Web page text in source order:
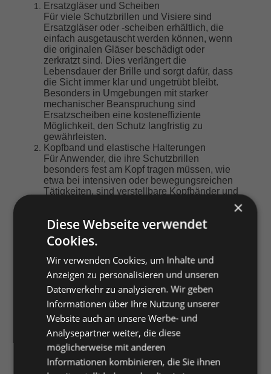
Ersatzgläser und Scheiben
Für viele Schutzbrillen und Visiere sind
Ersatzgläser oder -scheiben erhältlich, die
einfach ausgetauscht werden können, wenn
die originalen Gläser beschädigt oder
zerkratzt sind. Dies verlängert die
Lebensdauer der Brille und sorgt dafür, dass
die Sicht immer klar und ungetrübt bleibt.
Besonders in Umgebungen mit starker
mechanischer Beanspruchung sind
Ersatzscheiben eine kosteneffiziente
Möglichkeit, den Schutz langfristig zu
gewährleisten.
Kopfband und elastische Halterungen
Für Anwender, die ihre Schutzbrillen
besonders fest am Kopf tragen müssen, wie
etwa bei intensiven oder bewegungsreichen
Tätigkeiten, sind verstellbare Kopfbänder und
sicheren Sitz der Brille und verhindern, dass
sie während der Arbeit verrutscht oder
verloren geht. Elastische Bänder können
auch den Druck der Bügel reduzieren und
den Tragekomfort erhöhen.
Anti-Beschlag- und Reinigungstücher
Um sicherzustellen, dass die Sicht auch bei
schwierigen Bedingungen klar bleibt, gibt es
spezielle Anti-Beschlag-Tücher und
Reinigungslösungen. Diese verhindern, dass
die Brillengläser bei Temperaturwechseln
oder in feuchten Umgebungen beschlagen.
Regelmäßiges Reinigen mit speziellen
Reinigungstüchern oder -sprays trägt nicht
×
Diese Webseite verwendet
Cookies.
Wir verwenden Cookies, um Inhalte und
Anzeigen zu personalisieren und unseren
Datenverkehr zu analysieren. Wir geben
Informationen über Ihre Nutzung unserer
Website auch an unsere Werbe- und
Analysepartner weiter, die diese
möglicherweise mit anderen
Informationen kombinieren, die Sie ihnen